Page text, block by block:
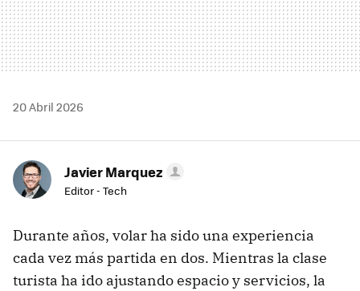
20 Abril 2026
Javier Marquez
Editor - Tech
Durante años, volar ha sido una experiencia
cada vez más partida en dos. Mientras la clase
turista ha ido ajustando espacio y servicios, la